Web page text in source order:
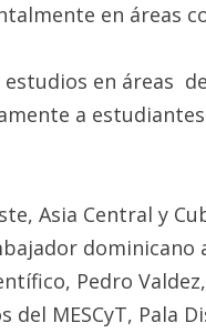
en áreas
en áreas
a
Asia Central y
dominicano
Pedro
MESCyT, Pala